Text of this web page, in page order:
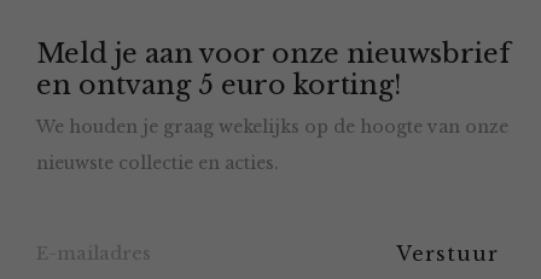
Meld je aan voor onze nieuwsbrief
en ontvang 5 euro korting!
We houden je graag wekelijks op de hoogte van onze
nieuwste collectie en acties.